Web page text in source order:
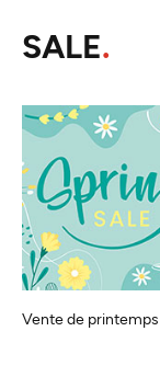
SALE
Vente de printemps